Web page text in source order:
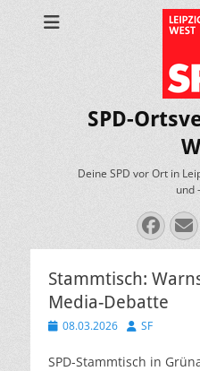
SPD-
Deine SPD vor Ort in
und
E-
Stammtisch:
Media-Debatte
Veröffentlicht
08.03.2026 Autor
SF
SPD-Stammtisch in